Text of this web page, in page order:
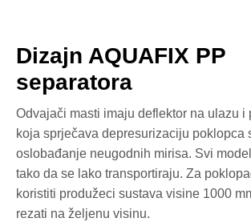
Dizajn AQUAFIX PP
separatora
Odvajači masti imaju deflektor na ulazu i
koja sprječava depresurizaciju poklopca
oslobađanje neugodnih mirisa. Svi
tako da se lako transportiraju. Za
koristiti produžeci sustava visine 1000
rezati na željenu visinu.